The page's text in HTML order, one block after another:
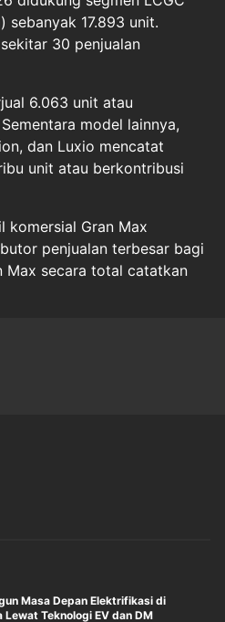
sebanyak 17.893 unit.
30 penjualan
6.063 unit atau
model lainnya,
dan Luxio mencatat
unit atau berkontribusi
komersial Gran Max
penjualan terbesar bagi
Max secara total catatkan
Masa Depan Elektrifikasi di
Lewat Teknologi EV dan DM